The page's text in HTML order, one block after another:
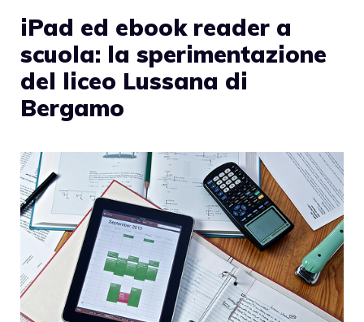
iPad ed ebook reader a
scuola: la sperimentazione
del liceo Lussana di
Bergamo